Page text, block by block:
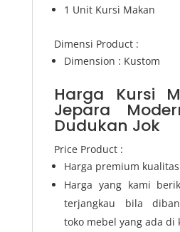
1 Unit Kursi Makan
Dimensi Product :
Dimension : Kustom
Harga Kursi
Jepara
Dudukan Jok
Price Product :
Harga premium
Harga yang kami
terjangkau bila
toko mebel yang ada di